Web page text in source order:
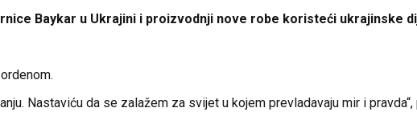
Baykar u Ukrajini i proizvodnji nove robe koristeći ukrajinske
Nastaviću da se zalažem za svijet u kojem prevladavaju mir i pravda“,